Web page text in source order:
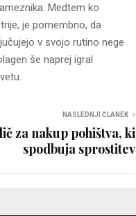
Medtem ko
je pomembno, da
v svojo rutino nege
še naprej igral
NASLEDNJI ČLANEK
za nakup pohištva, ki
spodbuja sprostitev